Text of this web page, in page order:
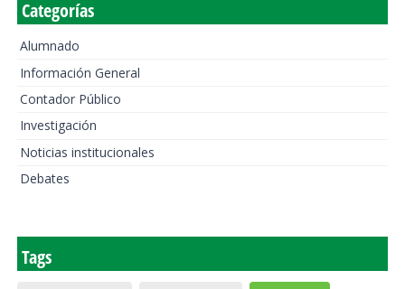
Categorías
Alumnado
Información General
Contador Público
Investigación
Noticias institucionales
Debates
Tags